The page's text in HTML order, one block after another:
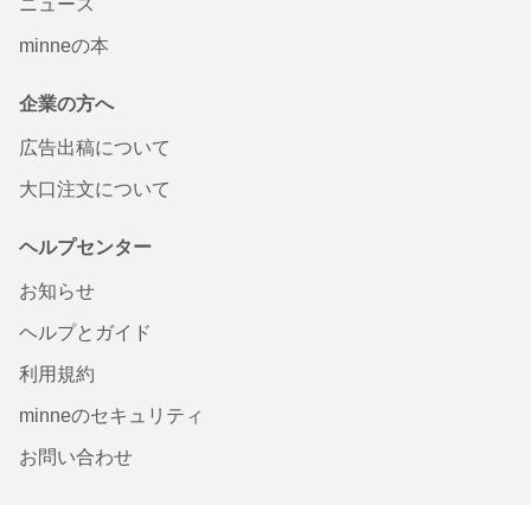
minneの本
企業の方へ
広告出稿について
大口注文について
ヘルプセンター
お知らせ
ヘルプとガイド
利用規約
minneのセキュリティ
お問い合わせ